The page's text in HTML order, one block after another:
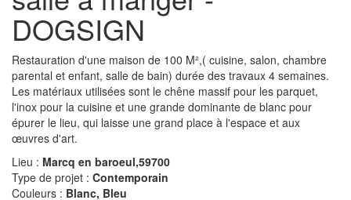
DOGSIGN
Restauration d'une maison de 100 M²,( cuisine, salon, chambre
parental et enfant, salle de bain) durée des travaux 4 semaines.
Les matériaux utilisées sont le chêne massif pour les parquet,
l'inox pour la cuisine et une grande dominante de blanc pour
épurer le lieu, qui laisse une grand place à l'espace et aux
œuvres d'art.
Lieu : Marcq en baroeul,59700
Type de projet : Contemporain
Couleurs : Blanc, Bleu